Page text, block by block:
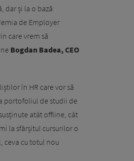
dar și la o bază
de Employer
care vrem să
Bogdan Badea, CEO
în HR care vor să
portofoliul de studii de
atât offline, cât
la sfârșitul cursurilor o
ceva cu totul nou